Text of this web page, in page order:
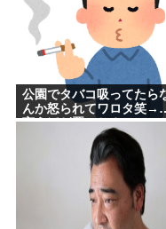
公園でタバコ吸ってたら
んか怒られてワロタ笑
言うほど悪いか？